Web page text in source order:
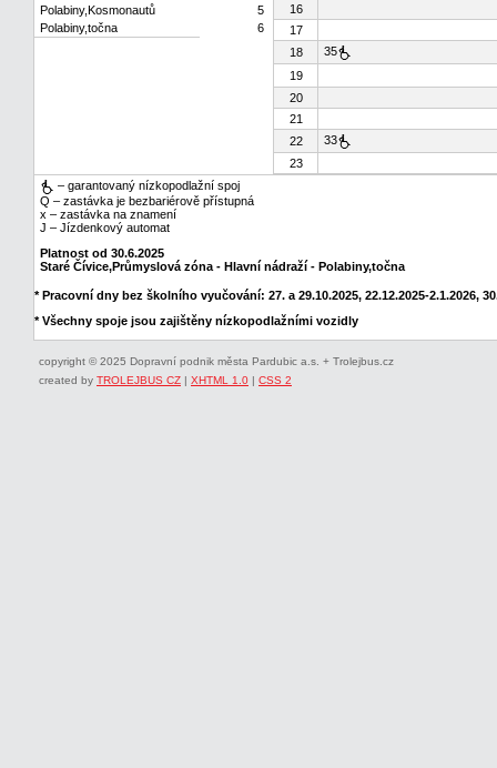
Polabiny,Kosmonautů
5
Polabiny,točna
6
16
17
18
35
19
20
21
22
33
23
– garantovaný nízkopodlažní spoj
Q – zastávka je bezbariérově přístupná
x – zastávka na znamení
J – Jízdenkový automat
Platnost od 30.6.2025
Staré Čívice,Průmyslová zóna - Hlavní nádraží - Polabiny,točna
* Pracovní dny bez školního vyučování: 27. a 29.10.2025, 22.12.2025-2.1.2026,
* Všechny spoje jsou zajištěny nízkopodlažními vozidly
copyright © 2025 Dopravní podnik města Pardubic a.s. + Trolejbus.cz
created by TROLEJBUS CZ | XHTML 1.0 | CSS 2